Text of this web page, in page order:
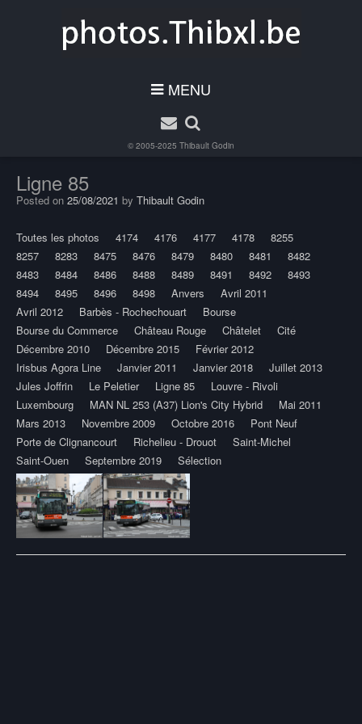
MENU
© 2005-2025 Thibault Godin
Ligne 85
Posted on 25/08/2021 by Thibault Godin
Toutes les photos 4174 4176 4177 4178
8255
8257
8283 8475 8476 8479 8480 8481
8482
8483
8484 8486 8488 8489 8491 8492
8493
8494
8495 8496 8498 Anvers
Avril 2011
Avril 2012
Barbès - Rochechouart
Bourse
Bourse du Commerce
Château Rouge Châtelet
Cité
Décembre 2010
Décembre 2015
Février 2012
Irisbus Agora Line
Janvier 2011 Janvier 2018
Juillet 2013
Jules Joffrin
Le Peletier Ligne 85
Louvre - Rivoli
Luxembourg
MAN NL 253 (A37) Lion's City Hybrid
Mai 2011
Mars 2013
Novembre 2009 Octobre 2016
Pont Neuf
Porte de Clignancourt
Richelieu - Drouot
Saint-Michel
Saint-Ouen
Septembre 2019 Sélection
Post